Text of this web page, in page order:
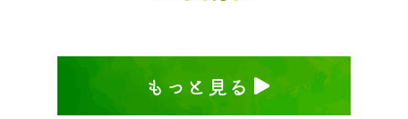
もっと見る